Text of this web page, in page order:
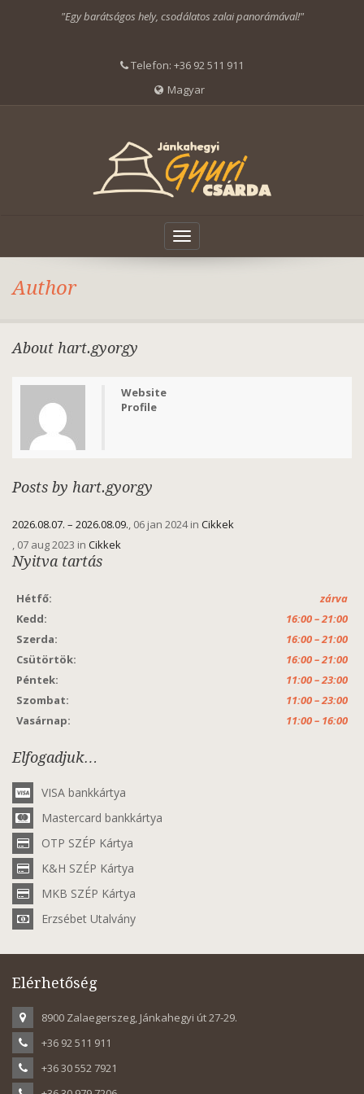
"Egy barátságos hely, csodálatos zalai panorámával!"
Telefon: +36 92 511 911
Magyar
Toggle
navigation
Author
About hart.gyorgy
Website
Profile
Posts by hart.gyorgy
2026.08.07. – 2026.08.09., 06 jan 2024 in Cikkek
, 07 aug 2023 in Cikkek
Nyitva tartás
Hétfő:
zárva
Kedd:
16:00 – 21:00
Szerda:
16:00 – 21:00
Csütörtök:
16:00 – 21:00
Péntek:
11:00 – 23:00
Szombat:
11:00 – 23:00
Vasárnap:
11:00 – 16:00
Elfogadjuk…
VISA bankkártya
Mastercard bankkártya
OTP SZÉP Kártya
K&H SZÉP Kártya
MKB SZÉP Kártya
Erzsébet Utalvány
Elérhetőség
8900 Zalaegerszeg, Jánkahegyi út 27-29.
+36 92 511 911
+36 30 552 7921